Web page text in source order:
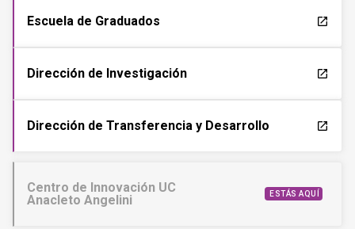
Escuela de Graduados launch
Dirección de Investigación launch
Dirección de Transferencia y Desarrollo launch
Centro de Innovación UC
Anacleto Angelini
ESTÁS AQUÍ